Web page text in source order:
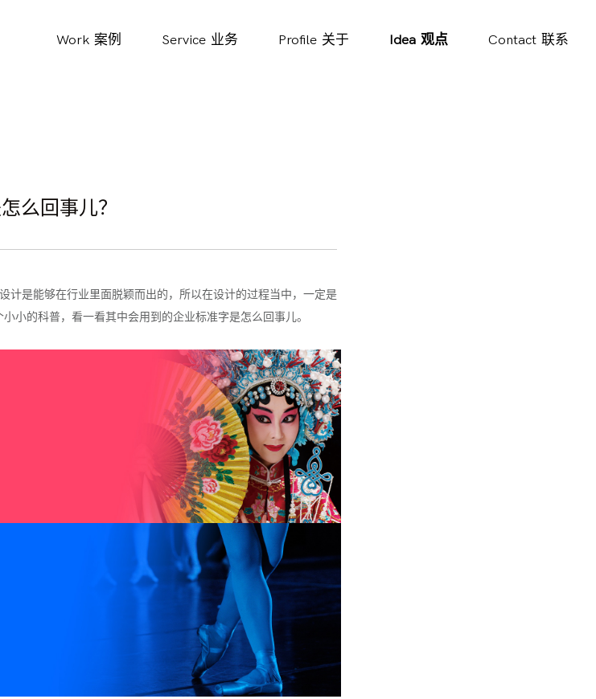
Work 案例 Service 业务 Profile 关于 Idea 观点 Contact 联系
么回事儿？
计是能够在行业里面脱颖而出的，所以在设计的过程当中，一定是
小的科普，看一看其中会用到的企业标准字是怎么回事儿。